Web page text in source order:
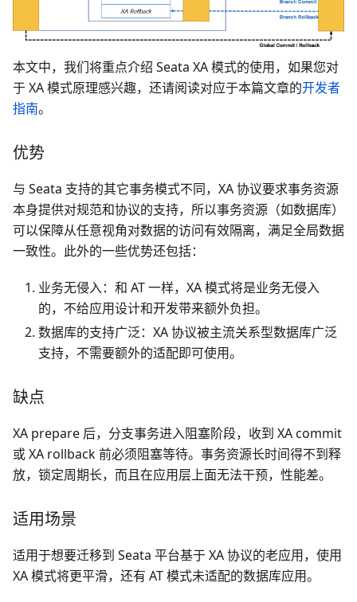
本文中，我们将重点介绍 Seata XA 模式的使用，如果您对
于 XA 模式原理感兴趣，还请阅读对应于本篇文章的开发者
指南。
优势
与 Seata 支持的其它事务模式不同，XA 协议要求事务资源
本身提供对规范和协议的支持，所以事务资源（如数据库）
可以保障从任意视角对数据的访问有效隔离，满足全局数据
一致性。此外的一些优势还包括：
业务无侵入：和 AT 一样，XA 模式将是业务无侵入
的，不给应用设计和开发带来额外负担。
数据库的支持广泛：XA 协议被主流关系型数据库广泛
支持，不需要额外的适配即可使用。
缺点
XA prepare 后，分支事务进入阻塞阶段，收到 XA commit
或 XA rollback 前必须阻塞等待。事务资源长时间得不到释
放，锁定周期长，而且在应用层上面无法干预，性能差。
适用场景
适用于想要迁移到 Seata 平台基于 XA 协议的老应用，使用
XA 模式将更平滑，还有 AT 模式未适配的数据库应用。